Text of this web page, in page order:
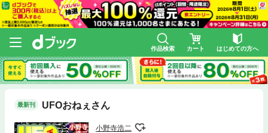
作品検索 カート はじめての方へ
最新刊 UFOおねぇさん
小野寺浩二